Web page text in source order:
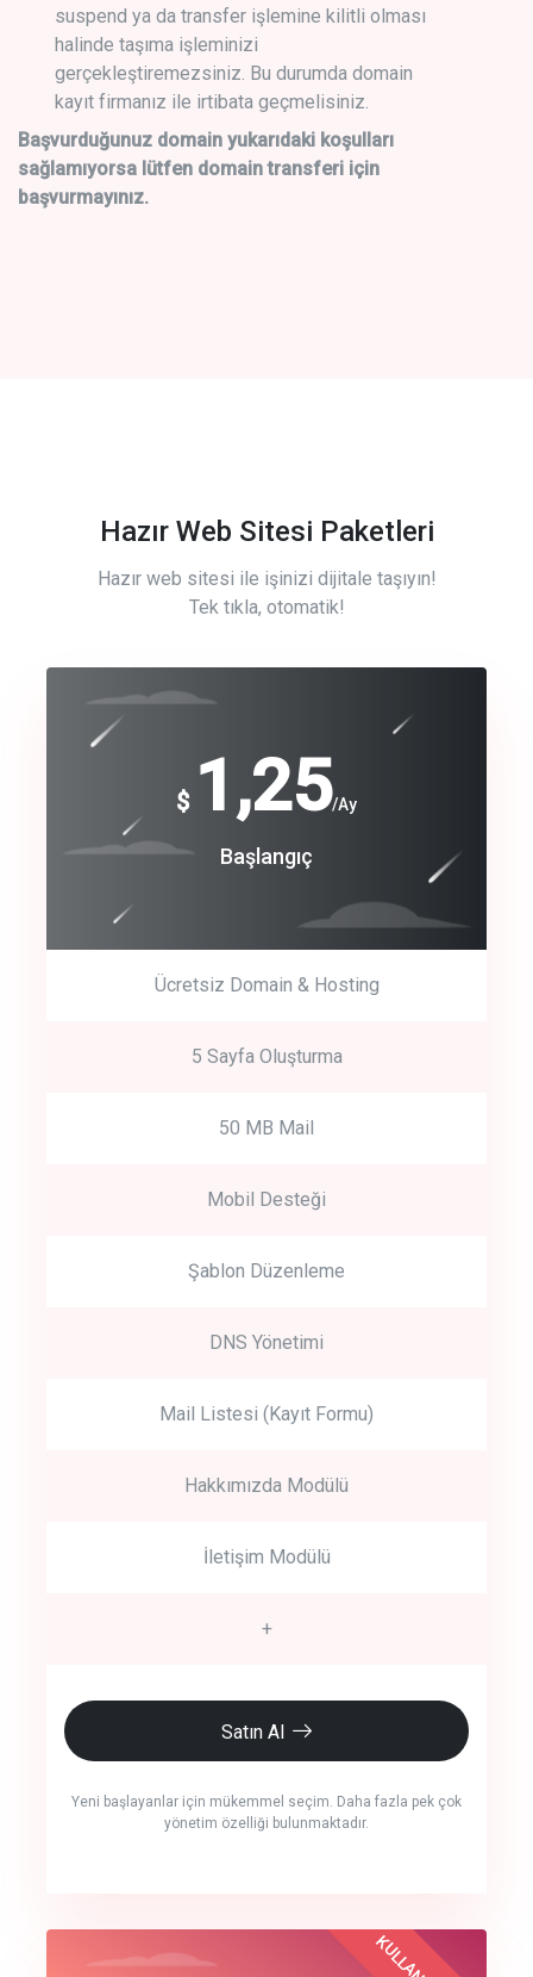
suspend ya da transfer işlemine kilitli olması
halinde taşıma işleminizi
gerçekleştiremezsiniz. Bu durumda domain
kayıt firmanız ile irtibata geçmelisiniz.
Başvurduğunuz domain yukarıdaki koşulları
sağlamıyorsa lütfen domain transferi için
başvurmayınız.
Hazır Web Sitesi Paketleri
Hazır web sitesi ile işinizi dijitale taşıyın!
Tek tıkla, otomatik!
$ 1,25/Ay
Başlangıç
Ücretsiz Domain & Hosting
5 Sayfa Oluşturma
50 MB Mail
Mobil Desteği
Şablon Düzenleme
DNS Yönetimi
Mail Listesi (Kayıt Formu)
Hakkımızda Modülü
İletişim Modülü
+
Satın Al
Yeni başlayanlar için mükemmel seçim. Daha fazla pek çok
yönetim özelliği bulunmaktadır.
Free
Basic
crm auto cync